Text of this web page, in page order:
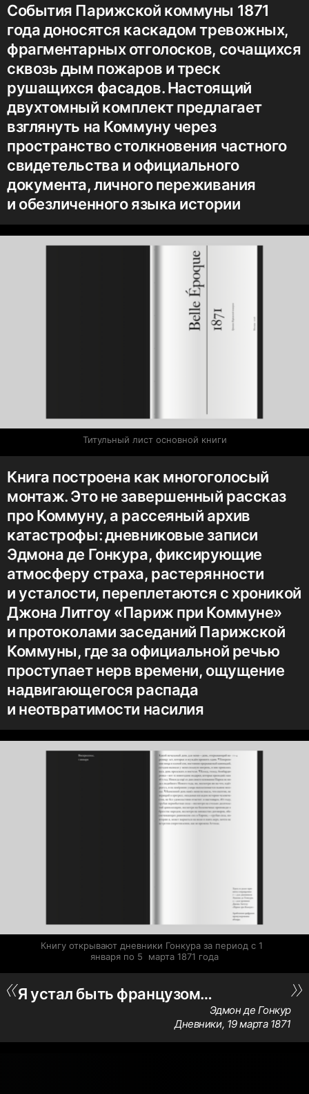
События Парижской коммуны 1871
года доносятся каскадом тревожных,
фрагментарных отголосков, сочащихся
сквозь дым пожаров и треск
рушащихся фасадов. Настоящий
двухтомный комплект предлагает
взглянуть на Коммуну через
пространство столкновения частного
свидетельства и официального
документа, личного переживания
и обезличенного языка истории
Титульный лист основной книги
Книга построена как многоголосый
монтаж. ​Это не завершенный рассказ
про Коммуну, ​а рассеяный архив
катастрофы: ​дневниковые записи
Эдмона де Гонкура, ​фиксирующие
атмосферу страха, ​растерянности
и усталости, ​переплетаются с хроникой
Джона Литгоу «Париж при Коммуне»
и протоколами заседаний Парижской
Коммуны, ​где за официальной речью
проступает нерв времени, ​ощущение
надвигающегося распада
и неотвратимости насилия
Книгу открывают дневники Гонкура за период с 1
января по 5  марта 1871 года
Я устал быть французом…
Эдмон де Гонкур
Дневники, 19 марта 1871